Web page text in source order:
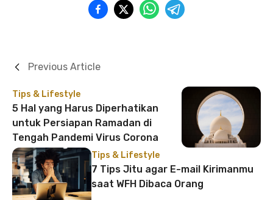
Tips & Lifestyle
5 Hal yang Harus Diperhatikan
untuk Persiapan Ramadan di
Tengah Pandemi Virus Corona
Previous Article
Tips & Lifestyle
7 Tips Jitu agar E-mail Kirimanmu
saat WFH Dibaca Orang